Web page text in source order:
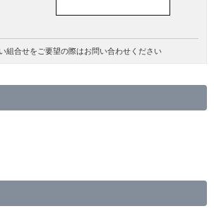
組合せをご要望の際はお問い合わせください